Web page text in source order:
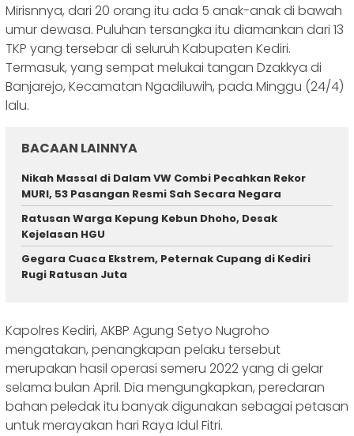
Mirisnnya, dari 20 orang itu ada 5 anak-anak di bawah
umur dewasa. Puluhan tersangka itu diamankan dari 13
TKP yang tersebar di seluruh Kabupaten Kediri.
Termasuk, yang sempat melukai tangan Dzakkya di
Banjarejo, Kecamatan Ngadiluwih, pada Minggu (24/4)
lalu.
BACAAN LAINNYA
‎Nikah Massal di Dalam VW Combi Pecahkan Rekor
MURI, 53 Pasangan Resmi Sah Secara Negara ‎
‎Ratusan Warga Kepung Kebun Dhoho, Desak
Kejelasan HGU
‎Gegara Cuaca Ekstrem, Peternak Cupang di Kediri
Rugi Ratusan Juta
Kapolres Kediri, AKBP Agung Setyo Nugroho
mengatakan, penangkapan pelaku tersebut
merupakan hasil operasi semeru 2022 yang di gelar
selama bulan April. Dia mengungkapkan, peredaran
bahan peledak itu banyak digunakan sebagai petasan
untuk merayakan hari Raya Idul Fitri.